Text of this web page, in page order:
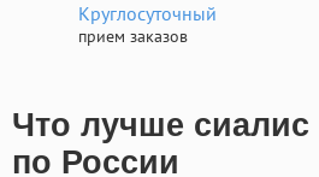
Круглосуточный
прием заказов
Что лучше
по России